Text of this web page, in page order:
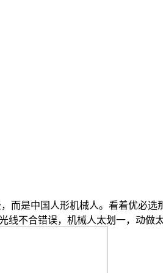
是中国人形机械人。看着优必选
不合错误，机械人太划一，动做